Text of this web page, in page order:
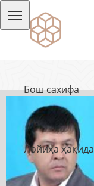
Бош сахифа
Лойиҳа ҳақида